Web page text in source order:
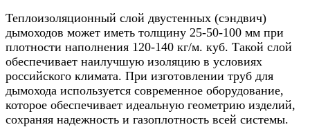
Теплоизоляционный слой двустенных (сэндвич)
дымоходов может иметь толщину 25-50-100 мм при
плотности наполнения 120-140 кг/м. куб. Такой слой
обеспечивает наилучшую изоляцию в условиях
российского климата. При изготовлении труб для
дымохода используется современное оборудование,
которое обеспечивает идеальную геометрию изделий,
сохраняя надежность и газоплотность всей системы.